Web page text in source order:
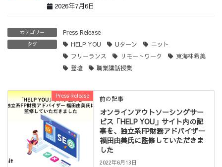
2026年7月6日
カテゴリー Press Release
タグ HELP YOU Uターン
ニット
フリーランス
リモートワーク
東海林希美
登壇
職業講話授業
Press Release 前の記事
オンラインアウトソーシングサー
ビス「HELP YOU」サイト内の記
事を、独立系FP財務アドバイザー
福田由美氏に監修していただきま
した
2022年6月13日